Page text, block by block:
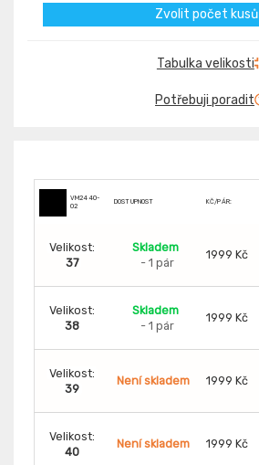
Zvolit počet kusů
Tabulka velikosti
Potřebuji poradit
VM2440-
O2
DOSTUPNOST KČ/PÁR:
Velikost:
37
Skladem
- 1 pár
1999 Kč
Velikost:
38
Skladem
- 1 pár
1999 Kč
Velikost:
39
Není skladem 1999 Kč
Velikost:
40
Není skladem 1999 Kč